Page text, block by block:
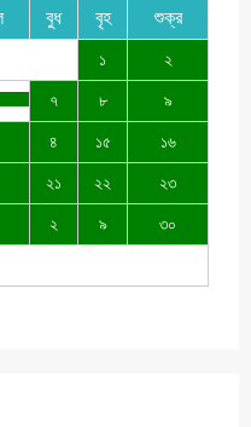
বুধ বৃহ শুক্র
১ ২
৭ ৮ ৯
৪ ১৫ ১৬
২১ ২২ ২৩
২ ৯ ৩০